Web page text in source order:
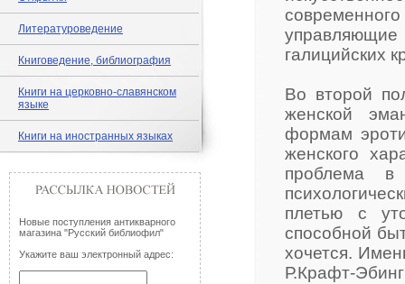
Литературоведение
Книговедение, библиография
Книги на церковно-славянском
языке
Книги на иностранных языках
Новые поступления антикварного
магазина "Русский библиофил"
Укажите ваш электронный адрес:
галицийских
Во второй
женской
формам
женского
проблема в
плетью с
способной
хочется.
Р.Крафт-